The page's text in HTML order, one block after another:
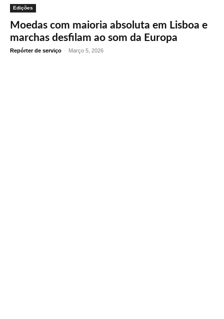
Edições
Moedas com maioria absoluta em Lisboa e
marchas desfilam ao som da Europa
Repórter de serviço - Março 5, 2026